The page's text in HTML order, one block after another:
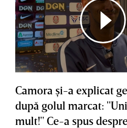
Camora şi-a explicat
după golul marcat:
mult!" Ce-a spus